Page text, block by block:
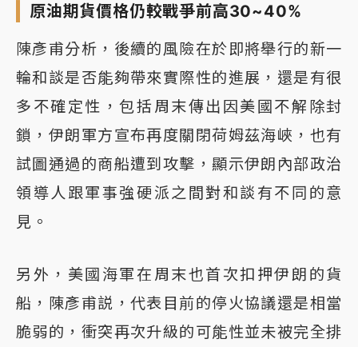
原油期貨價格仍較戰爭前高30~40%
陳彥甫分析，後續的風險在於即將舉行的新一
輪和談是否能夠帶來實際性的進展，還是有很
多不確定性，包括周末傳出因美國不解除封
鎖，伊朗軍方宣布再度關閉荷姆茲海峽，也有
試圖通過的商船遭到攻擊，顯示伊朗內部政治
領導人跟軍事強硬派之間對和談有不同的意
見。
另外，美國海軍在周末也首次扣押伊朗的貨
船，陳彥甫説，代表目前的停火協議還是相當
脆弱的，衝突再次升級的可能性並未被完全排